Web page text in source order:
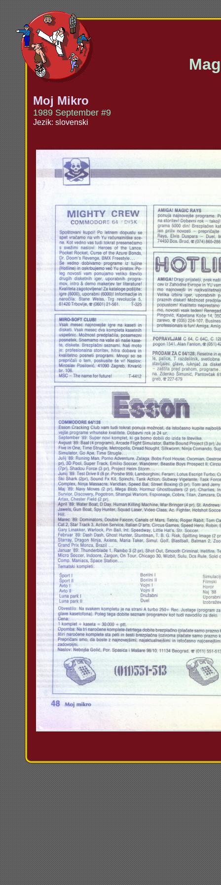
Moj Mikro
1989 September #9
Jezik: slovenski